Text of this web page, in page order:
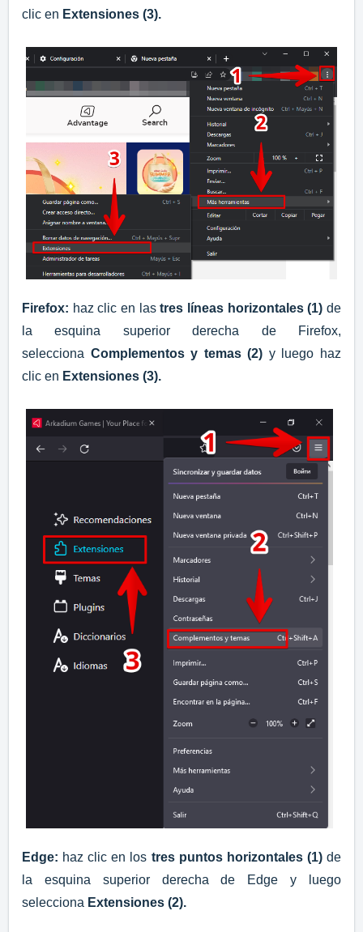
clic en Extensiones (3).
Firefox: haz clic en las tres líneas horizontales (1) de
la esquina superior derecha de Firefox,
selecciona Complementos y temas (2) y luego haz
clic en Extensiones (3).
Edge: haz clic en los tres puntos horizontales (1) de
la esquina superior derecha de Edge y luego
selecciona Extensiones (2).